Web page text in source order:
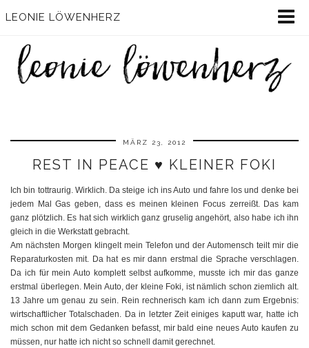
LEONIE LÖWENHERZ
MÄRZ 23, 2012
REST IN PEACE ♥ KLEINER FOKI
Ich bin tottraurig. Wirklich. Da steige ich ins Auto und fahre los und denke bei
jedem Mal Gas geben, dass es meinen kleinen Focus zerreißt. Das kam
ganz plötzlich. Es hat sich wirklich ganz gruselig angehört, also habe ich ihn
gleich in die Werkstatt gebracht.
Am nächsten Morgen klingelt mein Telefon und der Automensch teilt mir die
Reparaturkosten mit. Da hat es mir dann erstmal die Sprache verschlagen.
Da ich für mein Auto komplett selbst aufkomme, musste ich mir das ganze
erstmal überlegen. Mein Auto, der kleine Foki, ist nämlich schon ziemlich alt.
13 Jahre um genau zu sein. Rein rechnerisch kam ich dann zum Ergebnis:
wirtschaftlicher Totalschaden. Da in letzter Zeit einiges kaputt war, hatte ich
mich schon mit dem Gedanken befasst, mir bald eine neues Auto kaufen zu
müssen, nur hatte ich nicht so schnell damit gerechnet.